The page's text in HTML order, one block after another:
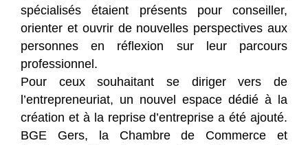
spécialisés étaient présents pour conseiller,
orienter et ouvrir de nouvelles perspectives aux
personnes en réflexion sur leur parcours
professionnel.
Pour ceux souhaitant se diriger vers de
l’entrepreneuriat, un nouvel espace dédié à la
création et à la reprise d’entreprise a été ajouté.
BGE Gers, la Chambre de Commerce et